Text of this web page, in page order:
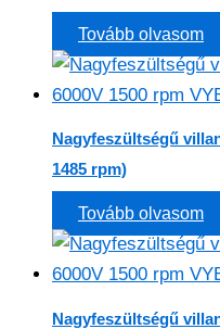
Tovább olvasom
Nagyfeszültségű
1485 rpm)
Tovább olvasom
Nagyfeszültségű